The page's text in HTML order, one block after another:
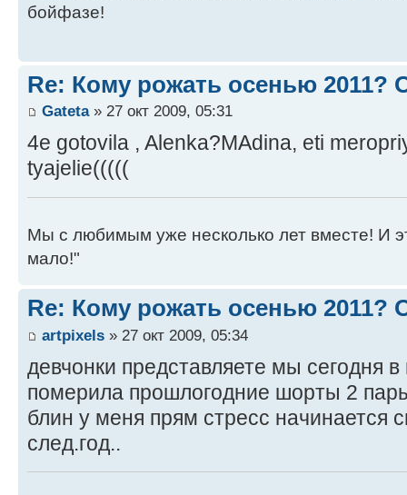
бойфазе!
Re: Кому рожать осенью 2011?
Gateta» 27 окт 2009, 05:31
4e gotovila , Alenka?MAdina, eti
tyajelie(((((
Мы с любимым уже несколько лет вместе! И
мало!"
Re: Кому рожать осенью 2011?
artpixels » 27 окт 2009, 05:34
девчонки представляете мы сегодня
померила прошлогодние шорты 2
блин у меня прям стресс начинается
след.год..